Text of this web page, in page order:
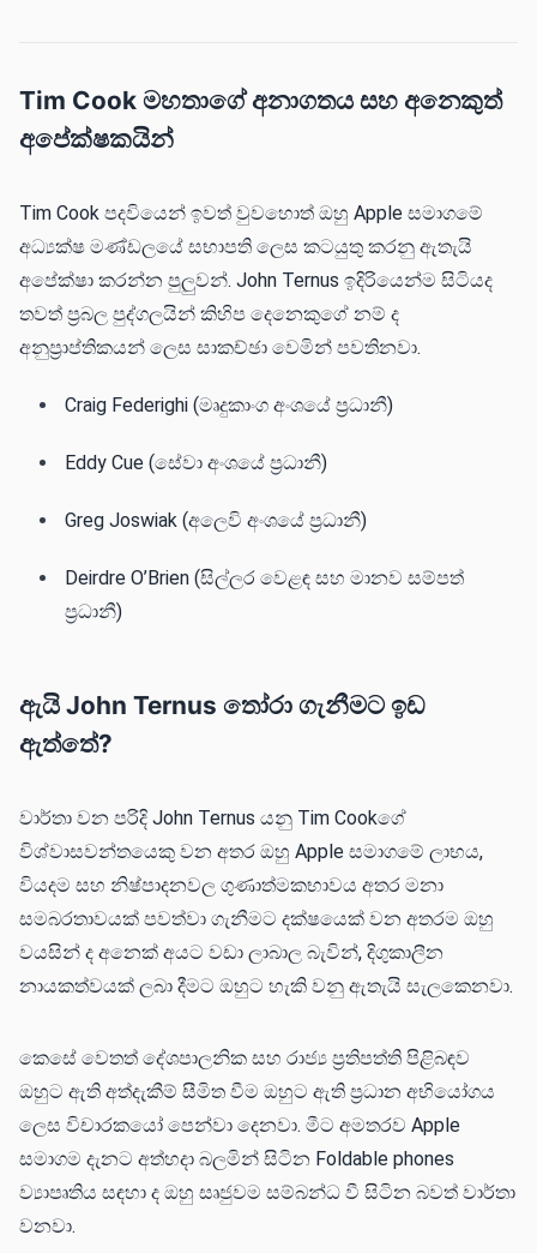
Tim Cook මහතාගේ අනාගතය සහ අනෙකුත්
අපේක්ෂකයින්
Tim Cook පදවියෙන් ඉවත් වුවහොත් ඔහු Apple සමාගමේ
අධ්‍යක්ෂ මණ්ඩලයේ සභාපති ලෙස කටයුතු කරනු ඇතැයි
අපේක්ෂා කරන්න පුලුවන්. John Ternus ඉදිරියෙන්ම සිටියද
තවත් ප්‍රබල පුද්ගලයින් කිහිප දෙනෙකුගේ නම් ද
අනුප්‍රාප්තිකයන් ලෙස සාකච්ඡා වෙමින් පවතිනවා.
Craig Federighi (මෘදුකාංග අංශයේ ප්‍රධානී)
Eddy Cue (සේවා අංශයේ ප්‍රධානී)
Greg Joswiak (අලෙවි අංශයේ ප්‍රධානී)
Deirdre O’Brien (සිල්ලර වෙළඳ සහ මානව සම්පත්
ප්‍රධානී)
ඇයි John Ternus තෝරා ගැනීමට ඉඩ
ඇත්තේ?
වාර්තා වන පරිදි John Ternus යනු Tim Cookගේ
විශ්වාසවන්තයෙකු වන අතර ඔහු Apple සමාගමේ ලාභය,
වියදම සහ නිෂ්පාදනවල ගුණාත්මකභාවය අතර මනා
සමබරතාවයක් පවත්වා ගැනීමට දක්ෂයෙක් වන අතරම ඔහු
වයසින් ද අනෙක් අයට වඩා ලාබාල බැවින්, දිගුකාලීන
නායකත්වයක් ලබා දීමට ඔහුට හැකි වනු ඇතැයි සැලකෙනවා.
කෙසේ වෙතත් දේශපාලනික සහ රාජ්‍ය ප්‍රතිපත්ති පිළිබඳව
ඔහුට ඇති අත්දැකීම් සීමිත වීම ඔහුට ඇති ප්‍රධාන අභියෝගය
ලෙස විචාරකයෝ පෙන්වා දෙනවා. මීට අමතරව Apple
සමාගම දැනට අත්හදා බලමින් සිටින Foldable phones
ව්‍යාපෘතිය සඳහා ද ඔහු සෘජුවම සම්බන්ධ වී සිටින බවත් වාර්තා
වනවා.